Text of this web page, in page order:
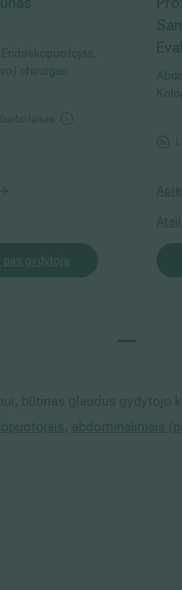
chirurgas
Darbo laikas
pas gydytoją
būtinas glaudus gydytojo
, abdominaliniais